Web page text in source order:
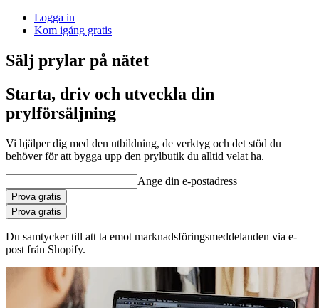
Logga in
Kom igång gratis
Sälj prylar på nätet
Starta, driv och utveckla din
prylförsäljning
Vi hjälper dig med den utbildning, de verktyg och det stöd du
behöver för att bygga upp den prylbutik du alltid velat ha.
Ange din e-postadress
Prova gratis
Prova gratis
Du samtycker till att ta emot marknadsföringsmeddelanden via e-
post från Shopify.